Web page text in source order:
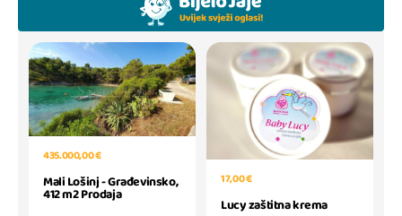
435.000,00 €
Mali Lošinj - Građevinsko,
412 m2 Prodaja
17,00 €
Lucy zaštitna krema